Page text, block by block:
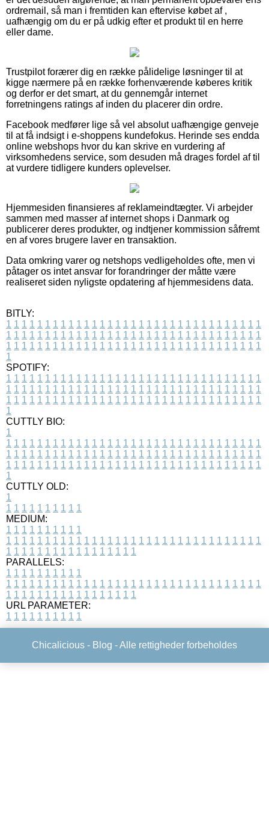
ordremail, så man i fremtiden kan eftervise købet af ,
uafhængig om du er på udkig efter et produkt til en herre
eller dame.
Trustpilot forærer dig en række pålidelige løsninger til at
kigge nærmere på en række forhenværende køberes kritik
og derfor er det smart, at du gennemgår internet
forretningens ratings af inden du placerer din ordre.
Facebook medfører lige så vel absolut uafhængige genveje
til at få indsigt i e-shoppens kundefokus. Herinde ses endda
online webshops hvor du kan skrive en vurdering af
virksomhedens service, som desuden må drages fordel af til
at vurdere tidligere kunders oplevelser.
Hjemmesiden finansieres af reklameindtægter. Vi arbejder
sammen med masser af internet shops i Danmark og
publicerer deres produkter, og indtjener kommission såfremt
en af vores brugere laver en transaktion.
Data omkring varer og netshops vedligeholdes ofte, men vi
påtager os intet ansvar for forandringer der måtte være
realiseret siden nyligste opdatering af hjemmesidens data.
BITLY:
1 1 1 1 1 1 1 1 1 1 1 1 1 1 1 1 1 1 1 1 1 1 1 1 1 1 1 1 1 1 1 1 1
1 1 1 1 1 1 1 1 1 1 1 1 1 1 1 1 1 1 1 1 1 1 1 1 1 1 1 1 1 1 1 1 1
1 1 1 1 1 1 1 1 1 1 1 1 1 1 1 1 1 1 1 1 1 1 1 1 1 1 1 1 1 1 1 1 1
1
SPOTIFY:
1 1 1 1 1 1 1 1 1 1 1 1 1 1 1 1 1 1 1 1 1 1 1 1 1 1 1 1 1 1 1 1 1
1 1 1 1 1 1 1 1 1 1 1 1 1 1 1 1 1 1 1 1 1 1 1 1 1 1 1 1 1 1 1 1 1
1 1 1 1 1 1 1 1 1 1 1 1 1 1 1 1 1 1 1 1 1 1 1 1 1 1 1 1 1 1 1 1 1
1
CUTTLY BIO:
1
1 1 1 1 1 1 1 1 1 1 1 1 1 1 1 1 1 1 1 1 1 1 1 1 1 1 1 1 1 1 1 1 1
1 1 1 1 1 1 1 1 1 1 1 1 1 1 1 1 1 1 1 1 1 1 1 1 1 1 1 1 1 1 1 1 1
1 1 1 1 1 1 1 1 1 1 1 1 1 1 1 1 1 1 1 1 1 1 1 1 1 1 1 1 1 1 1 1 1
1
CUTTLY OLD:
1
1 1 1 1 1 1 1 1 1 1
MEDIUM:
1 1 1 1 1 1 1 1 1 1
1 1 1 1 1 1 1 1 1 1 1 1 1 1 1 1 1 1 1 1 1 1 1 1 1 1 1 1 1 1 1 1 1
1 1 1 1 1 1 1 1 1 1 1 1 1 1 1 1 1
PARALLELS:
1 1 1 1 1 1 1 1 1 1
1 1 1 1 1 1 1 1 1 1 1 1 1 1 1 1 1 1 1 1 1 1 1 1 1 1 1 1 1 1 1 1 1
1 1 1 1 1 1 1 1 1 1 1 1 1 1 1 1 1
URL PARAMETER:
1 1 1 1 1 1 1 1 1 1
Chicalicious - Blog - Alle rettigheder forbeholdes